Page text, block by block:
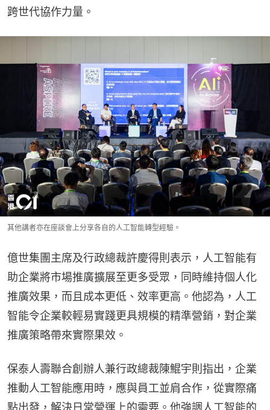
跨世代協作力量。
其他講者亦在座談會上分享各自的人工智能轉型經驗。
億世集團主席及行政總裁許慶得則表示，人工智能有
助企業將市場推廣擴展至更多受眾，同時維持個人化
推廣效果，而且成本更低、效率更高。他認為，人工
智能令企業較輕易實踐更具規模的精準營銷，對企業
推廣策略帶來實際果效。
保泰人壽聯合創辦人兼行政總裁陳鯤宇則指出，企業
推動人工智能應用時，應與員工並肩合作，從實際痛
點出發，解決日常營運上的需要。他強調人工智能的